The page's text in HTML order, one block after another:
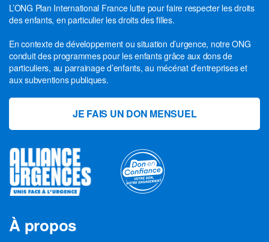
L’ONG Plan International France lutte pour faire respecter les droits
des enfants, en particulier les droits des filles.
En contexte de développement ou situation d’urgence, notre ONG
conduit des programmes pour les enfants grâce aux dons de
particuliers, au parrainage d’enfants, au mécénat d’entreprises et
aux subventions publiques.
JE FAIS UN DON MENSUEL
À propos